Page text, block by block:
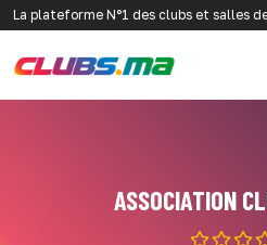
La plateforme N°1 des clubs et salles
ASSOCIATION